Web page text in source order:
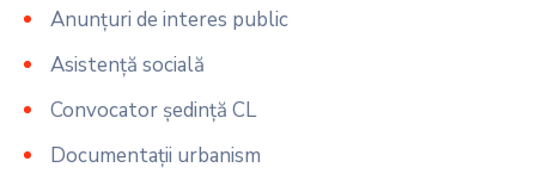
Anunțuri de interes public
Asistență socială
Convocator ședință CL
Documentații urbanism